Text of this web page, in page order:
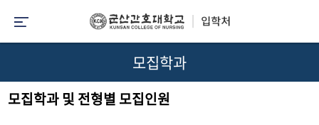
모집학과
모집학과 및 전형별 모집인원